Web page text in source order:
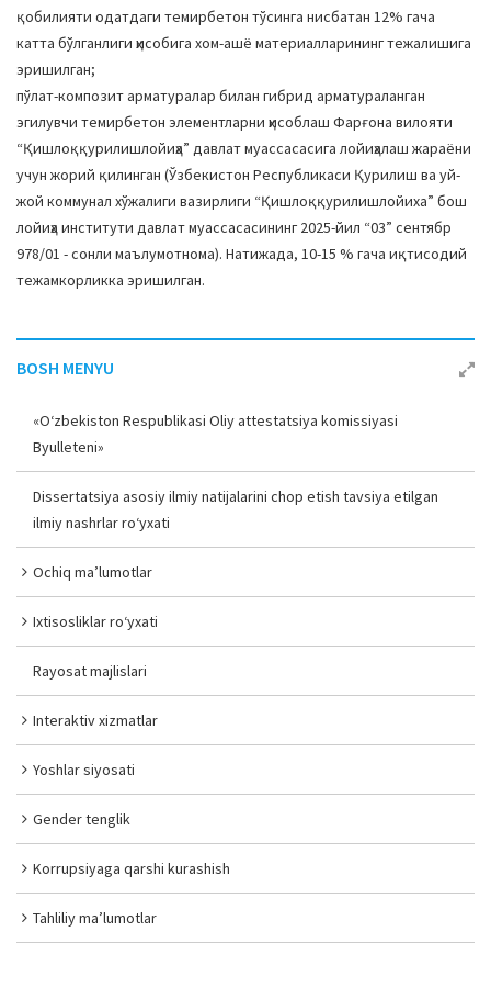
қобилияти одатдаги темирбетон тўсинга нисбатан 12% гача
катта бўлганлиги ҳисобига хом-ашё материалларининг тежалишига
эришилган;
пўлат-композит арматуралар билан гибрид арматураланган
эгилувчи темирбетон элементларни ҳисоблаш Фарғона вилояти
“Қишлоққурилишлойиҳа” давлат муассасасига лойиҳалаш жараёни
учун жорий қилинган (Ўзбекистон Республикаси Қурилиш ва уй-
жой коммунал хўжалиги вазирлиги “Қишлоққурилишлойиха” бош
лойиҳа институти давлат муассасасининг 2025-йил “03” сентябр
978/01 - сонли маълумотнома). Натижада, 10-15 % гача иқтисодий
тежамкорликка эришилган.
BOSH MENYU
«O‘zbekiston Respublikasi Oliy attestatsiya komissiyasi
Byulleteni»
Dissertatsiya asosiy ilmiy natijalarini chop etish tavsiya etilgan
ilmiy nashrlar ro‘yxati
Ochiq ma’lumotlar
Ixtisosliklar ro‘yxati
Rayosat majlislari
Interaktiv xizmatlar
Yoshlar siyosati
Gender tenglik
Korrupsiyaga qarshi kurashish
Tahliliy ma’lumotlar